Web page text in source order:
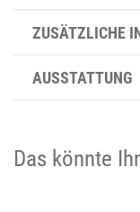
ZUSÄTZLICHE
AUSSTATTUNG
Das könnte